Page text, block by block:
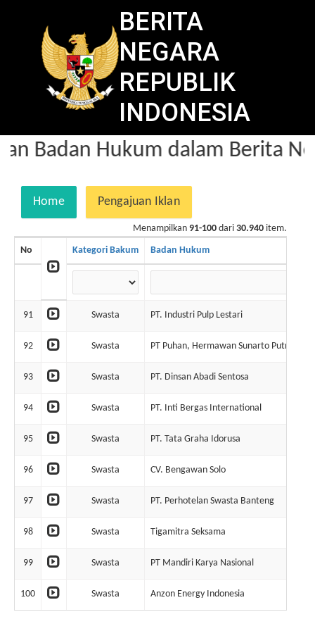
BERITA
NEGARA
REPUBLIK
INDONESIA
Badan Hukum dalam Berita
Home Pengajuan Iklan
Menampilkan 91-100 dari 30.940 item.
No Kategori Bakum Badan Hukum
91 Swasta PT. Industri Pulp Lestari
92 Swasta PT Puhan, Hermawan Sunarto Putro dan
93 Swasta PT. Dinsan Abadi Sentosa
94 Swasta PT. Inti Bergas International
95 Swasta PT. Tata Graha Idorusa
96 Swasta CV. Bengawan Solo
97 Swasta PT. Perhotelan Swasta Banteng
98 Swasta Tigamitra Seksama
99 Swasta PT Mandiri Karya Nasional
100 Swasta Anzon Energy Indonesia